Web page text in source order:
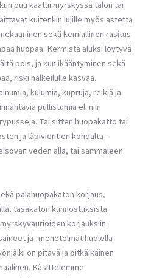
puu kaatui myrskyssä talon tai
kuitenkin lujille myös astetta
sekä kemiallinen rasitus
huopaa. Kermistä aluksi löytyvä
pois, ja kun ikääntyminen sekä
riski halkeilulle kasvaa.
kulumia, kupruja, reikiä ja
pullistumia eli niin
Tai sitten huopakatto tai
ja läpivientien kohdalta –
veden alla, tai sammaleen
palahuopakaton korjaus,
tasakaton kunnostuksista
korjauksiin.
ja -menetelmät huolella
on pitävä ja pitkäikäinen
Käsittelemme